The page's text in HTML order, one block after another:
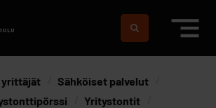
Suomeksi
In english
yrittäjät
Sähköiset palvelut
Yritystontit